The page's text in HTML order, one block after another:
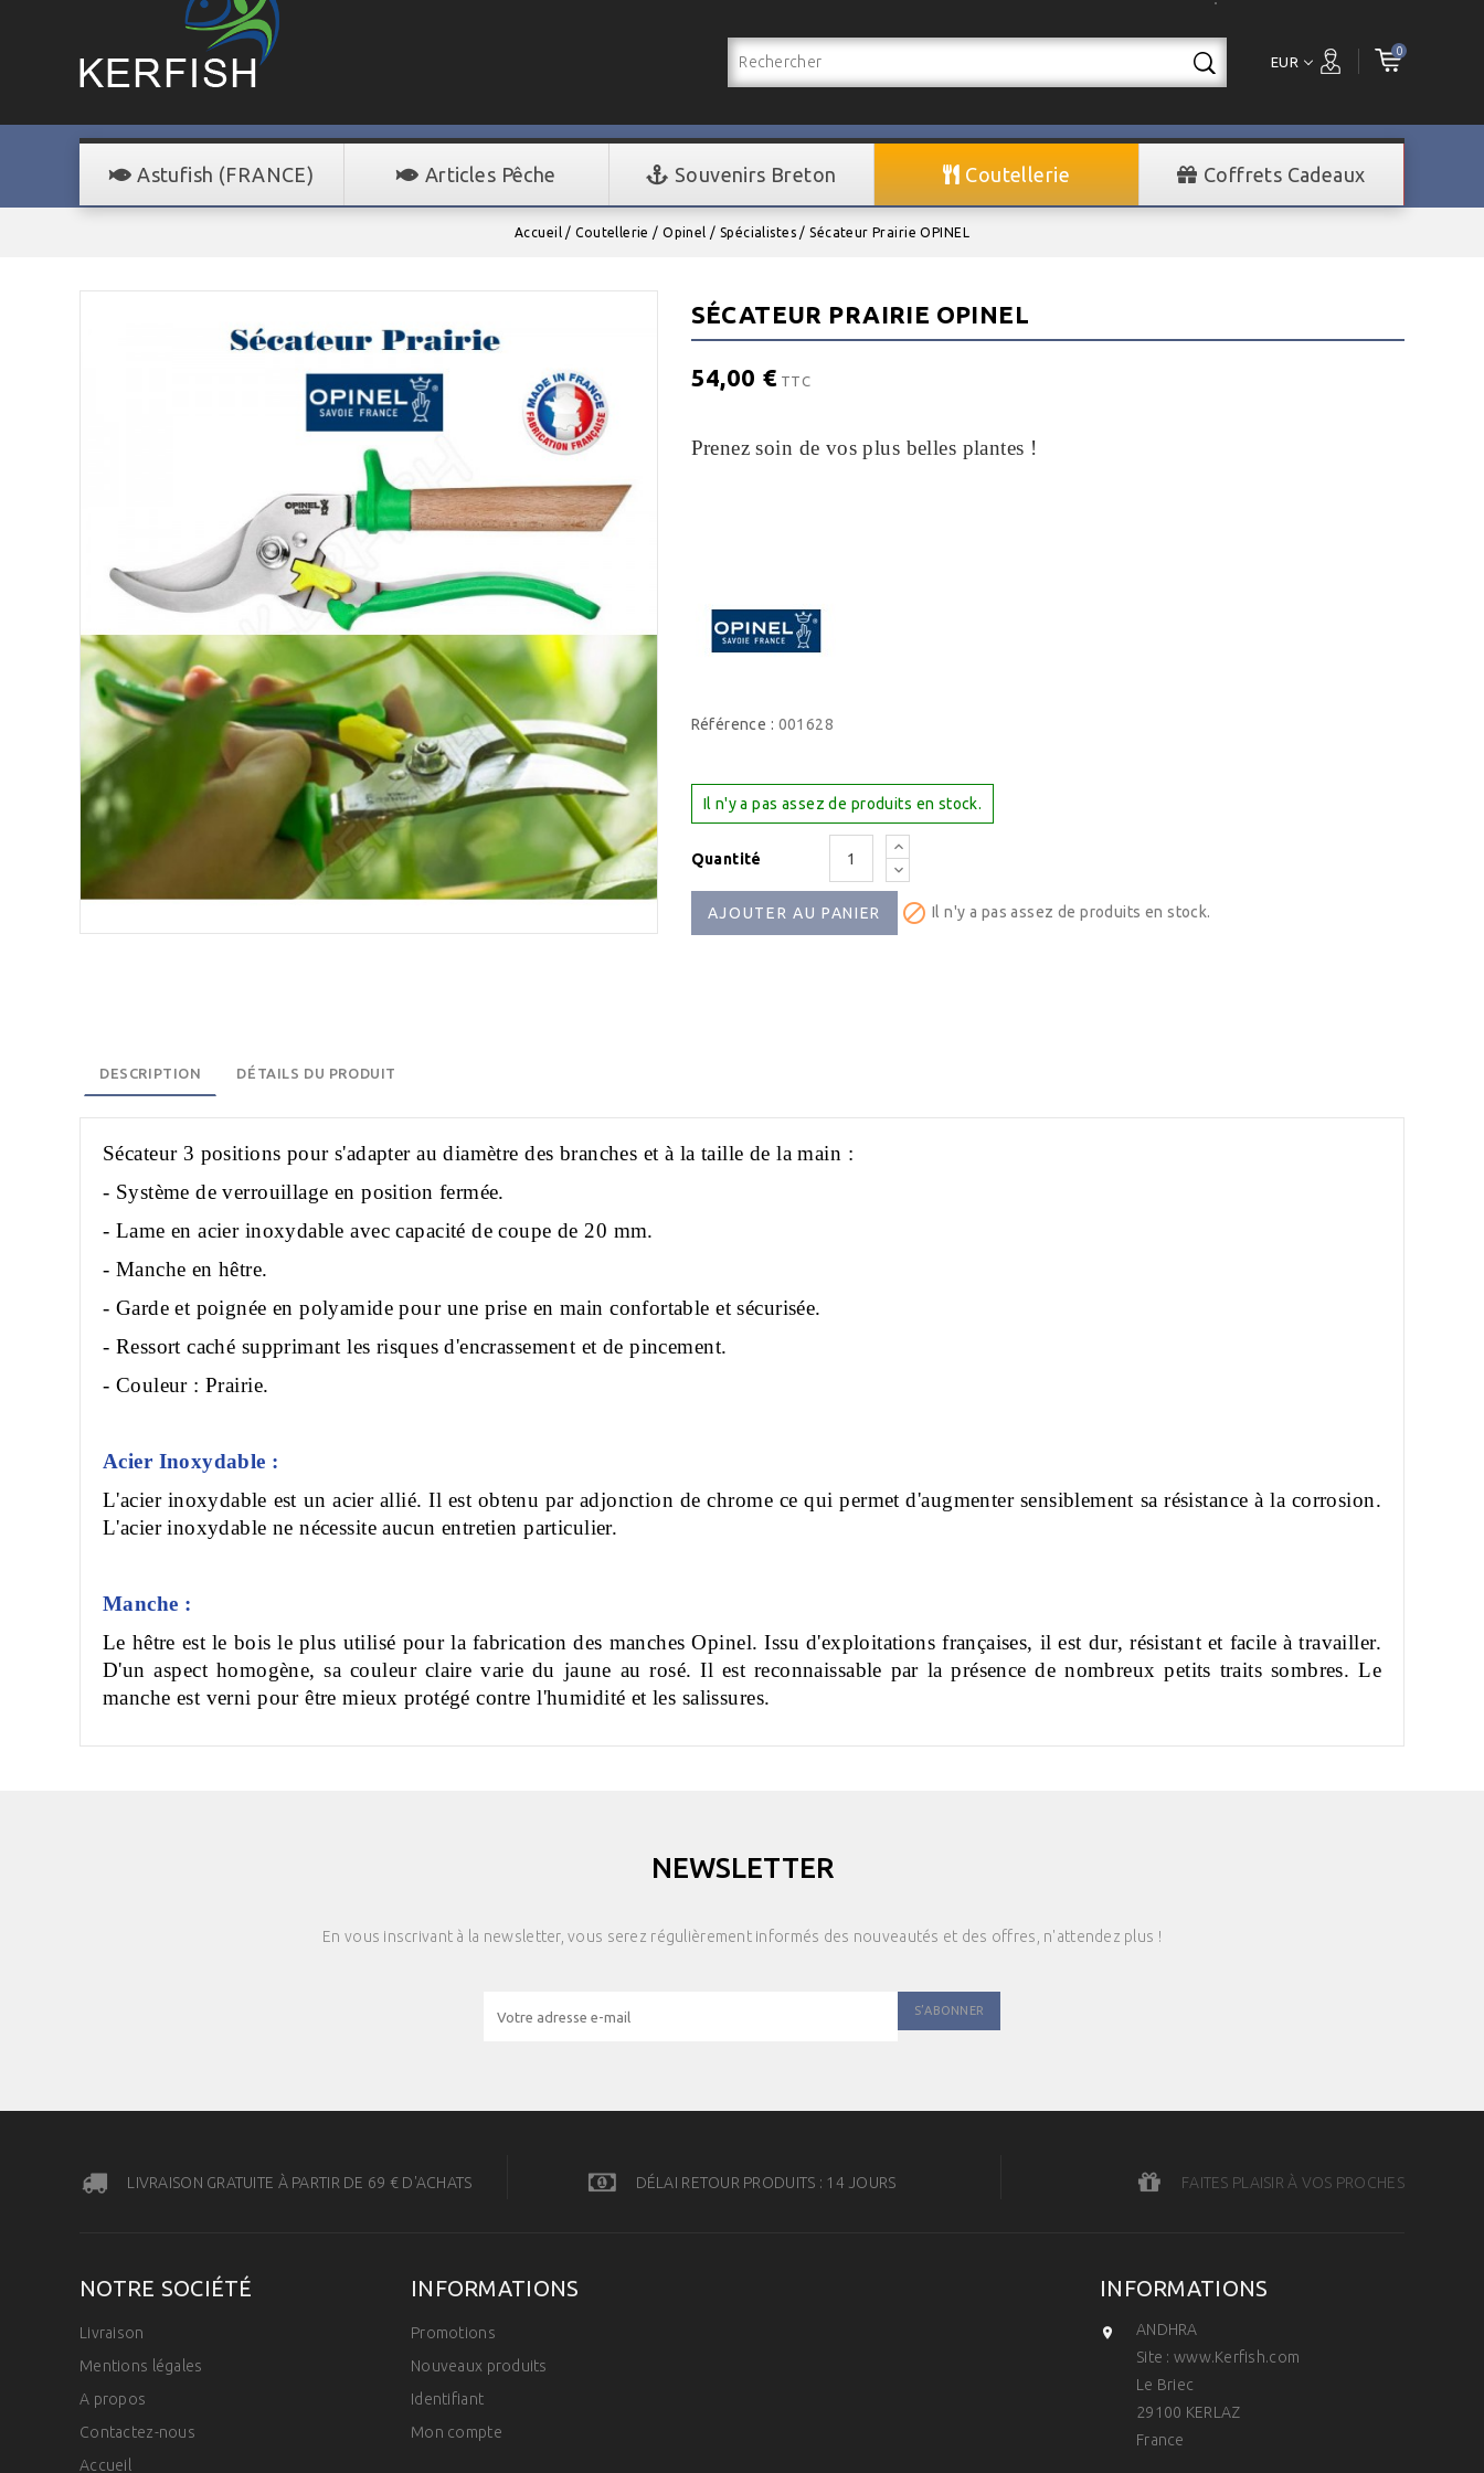
0
EUR
Astufish (FRANCE) Articles Pêche Souvenirs Breton Coutellerie Coffrets Cadeaux
Accueil Coutellerie Opinel Spécialistes Sécateur Prairie OPINEL
SÉCATEUR PRAIRIE OPINEL
54,00 € TTC
Prenez soin de vos plus belles plantes !
Référence : 001628
Il n'y a pas assez de produits en stock.
Quantité
AJOUTER AU PANIER  Il n'y a pas assez de produits en stock.
DESCRIPTION DÉTAILS DU PRODUIT
Sécateur 3 positions pour s'adapter au diamètre des branches et à la taille de la main :
- Système de verrouillage en position fermée.
- Lame en acier inoxydable avec capacité de coupe de 20 mm.
- Manche en hêtre.
- Garde et poignée en polyamide pour une prise en main confortable et sécurisée.
- Ressort caché supprimant les risques d'encrassement et de pincement.
- Couleur : Prairie.
Acier Inoxydable :
L'acier inoxydable est un acier allié. Il est obtenu par adjonction de chrome ce qui permet d'augmenter sensiblement sa résistance à la corrosion.
L'acier inoxydable ne nécessite aucun entretien particulier.
Manche :
Le hêtre est le bois le plus utilisé pour la fabrication des manches Opinel. Issu d'exploitations françaises, il est dur, résistant et facile à travailler.
D'un aspect homogène, sa couleur claire varie du jaune au rosé. Il est reconnaissable par la présence de nombreux petits traits sombres. Le
manche est verni pour être mieux protégé contre l'humidité et les salissures.
NEWSLETTER
En vous inscrivant à la newsletter, vous serez régulièrement informés des nouveautés et des offres, n'attendez plus !
LIVRAISON GRATUITE À PARTIR DE 69 € D'ACHATS DÉLAI RETOUR PRODUITS : 14 JOURS FAITES PLAISIR À VOS PROCHES
INFORMATIONS

ANDHRA
Site : www.Kerfish.com
Le Briec
29100 KERLAZ
France
NOTRE SOCIÉTÉ
Livraison
Mentions légales
A propos
Contactez-nous
Accueil
INFORMATIONS
Promotions
Nouveaux produits
Identifiant
Mon compte